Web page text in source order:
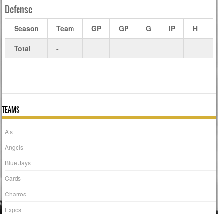
Defense
Season Team GP GP G IP H
Total -
TEAMS
A’s
Angels
Blue Jays
Cards
Charros
Expos